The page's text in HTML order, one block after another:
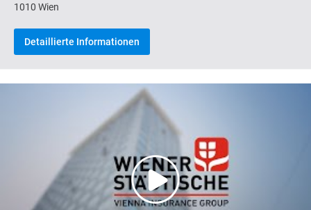
1010 Wien
Detaillierte Informationen